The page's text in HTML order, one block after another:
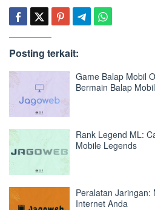
Posting terkait:
Game Balap Mobil
Bermain Balap
Rank Legend ML:
Mobile Legends
Peralatan Jaringan:
Internet Anda